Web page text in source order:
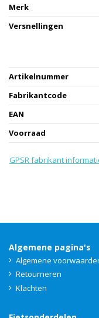
Merk
Versnellingen
Artikelnummer
Fabrikantcode
EAN
Voorraad
GPSR fabrikant
Algemene pagina's
Algemene
Retourneren
Klachten